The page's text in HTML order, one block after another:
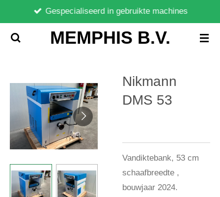
direct
naar
MEMPHIS B.V.
Gespecialiseerd in gebruikte machines
Nikmann
DMS 53
Vandiktebank, 53 cm
schaafbreedte ,
bouwjaar 2024.